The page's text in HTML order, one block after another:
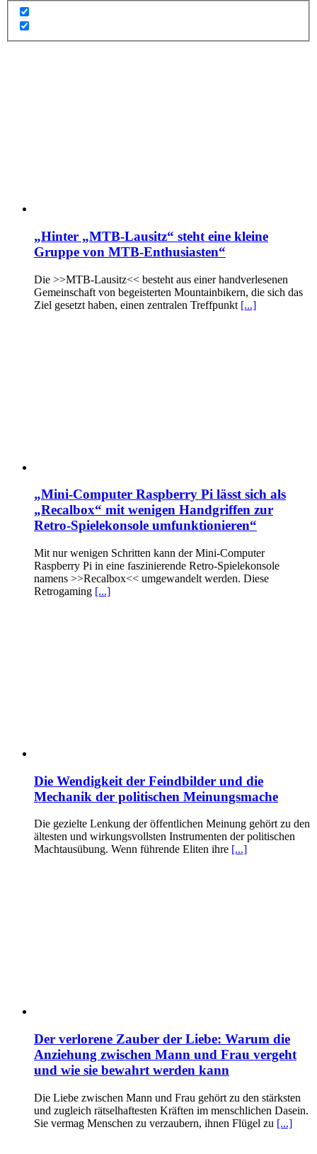
„Hinter „MTB-Lausitz“ steht eine kleine
Gruppe von MTB-Enthusiasten“
Die >>MTB-Lausitz<< besteht aus einer handverlesenen
Gemeinschaft von begeisterten Mountainbikern, die sich das
Ziel gesetzt haben, einen zentralen Treffpunkt [...]
„Mini-Computer Raspberry Pi lässt sich als
„Recalbox“ mit wenigen Handgriffen zur
Retro-Spielekonsole umfunktionieren“
Mit nur wenigen Schritten kann der Mini-Computer
Raspberry Pi in eine faszinierende Retro-Spielekonsole
namens >>Recalbox<< umgewandelt werden. Diese
Retrogaming [...]
Die Wendigkeit der Feindbilder und die
Mechanik der politischen Meinungsmache
Die gezielte Lenkung der öffentlichen Meinung gehört zu den
ältesten und wirkungsvollsten Instrumenten der politischen
Machtausübung. Wenn führende Eliten ihre [...]
Der verlorene Zauber der Liebe: Warum die
Anziehung zwischen Mann und Frau vergeht
und wie sie bewahrt werden kann
Die Liebe zwischen Mann und Frau gehört zu den stärksten
und zugleich rätselhaftesten Kräften im menschlichen Dasein.
Sie vermag Menschen zu verzaubern, ihnen Flügel zu [...]